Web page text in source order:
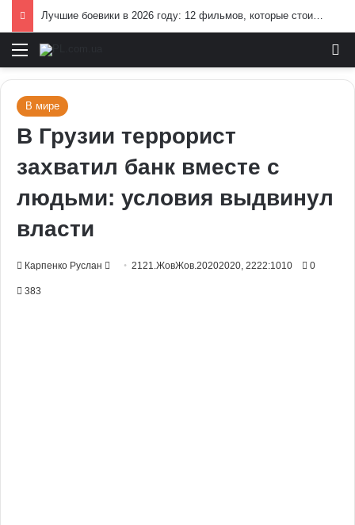
Лучшие боевики в 2026 году: 12 фильмов, которые стоит посмотреть
Меню
В мире
В Грузии террорист
захватил банк вместе с
людьми: условия выдвинул
власти
Карпенко Руслан
Send2121.ЖовЖов.20202020, 2222:1010 0
383